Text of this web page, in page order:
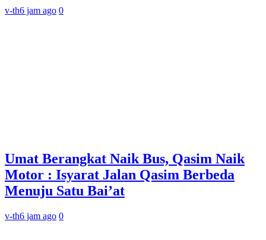
v-th6 jam ago 0
Umat Berangkat Naik Bus, Qasim Naik
Motor : Isyarat Jalan Qasim Berbeda
Menuju Satu Bai’at
v-th6 jam ago 0